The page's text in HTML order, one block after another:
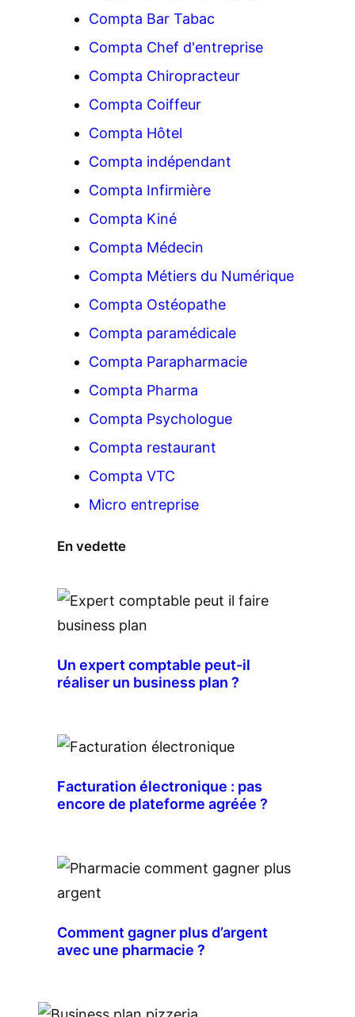
Compta Bar Tabac
Compta Chef d'entreprise
Compta Chiropracteur
Compta Coiffeur
Compta Hôtel
Compta indépendant
Compta Infirmière
Compta Kiné
Compta Médecin
Compta Métiers du Numérique
Compta Ostéopathe
Compta paramédicale
Compta Parapharmacie
Compta Pharma
Compta Psychologue
Compta restaurant
Compta VTC
Micro entreprise
En vedette
Un expert comptable peut-il
réaliser un business plan ?
Facturation électronique : pas
encore de plateforme agréée ?
Comment gagner plus d’argent
avec une pharmacie ?